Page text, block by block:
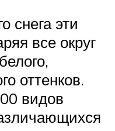
снега эти
все округ
оттенков.
видов